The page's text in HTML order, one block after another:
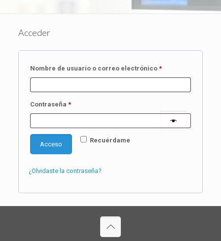
Acceder
Nombre de usuario o correo electrónico *Obligatorio
Contraseña *Obligatorio
Recuérdame
Acceso
¿Olvidaste la contraseña?